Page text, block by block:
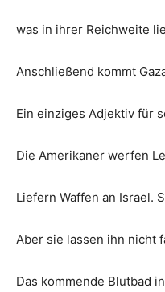
was in ihrer Reichweite
Anschließend kommt
Ein einziges Adjektiv für
Die Amerikaner werfen
Liefern Waffen an Israel.
Aber sie lassen ihn nicht
Das kommende Blutbad